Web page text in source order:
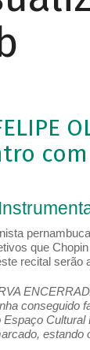
que
recital
conseguido
Espaço
estando